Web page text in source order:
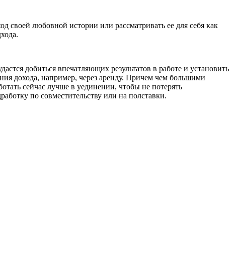
своей любовной истории или рассматривать ее для себя как
добиться впечатляющих результатов в работе и установить
дохода, например, через аренду. Причем чем большими
сейчас лучше в уединении, чтобы не потерять
по совместительству или на полставки.